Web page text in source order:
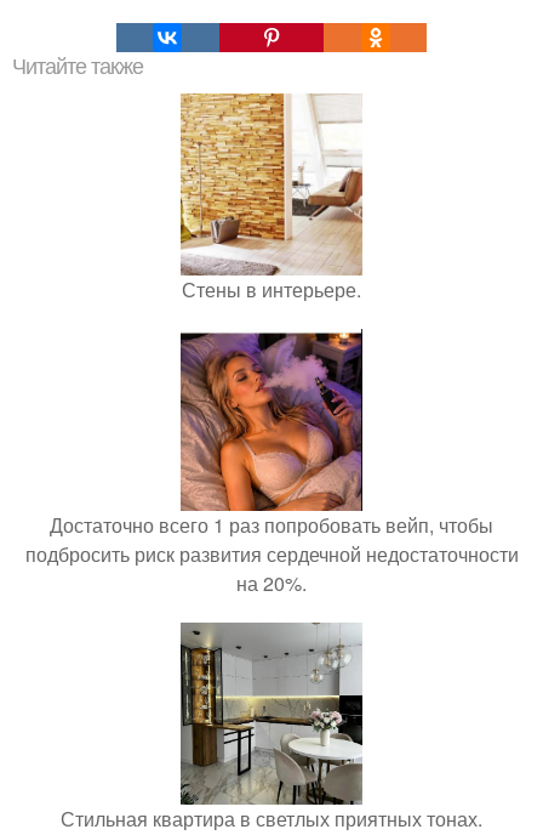
Читайте также
Стены в интерьере.
Достаточно всего 1 раз попробовать вейп, чтобы
подбросить риск развития сердечной недостаточности
на 20%.
Стильная квартира в светлых приятных тонах.